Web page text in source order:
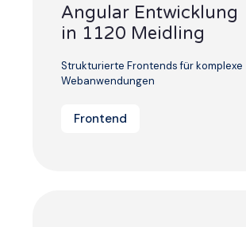
Angular Entwicklung
in 1120 Meidling
Strukturierte Frontends für komplexe
Webanwendungen
Frontend